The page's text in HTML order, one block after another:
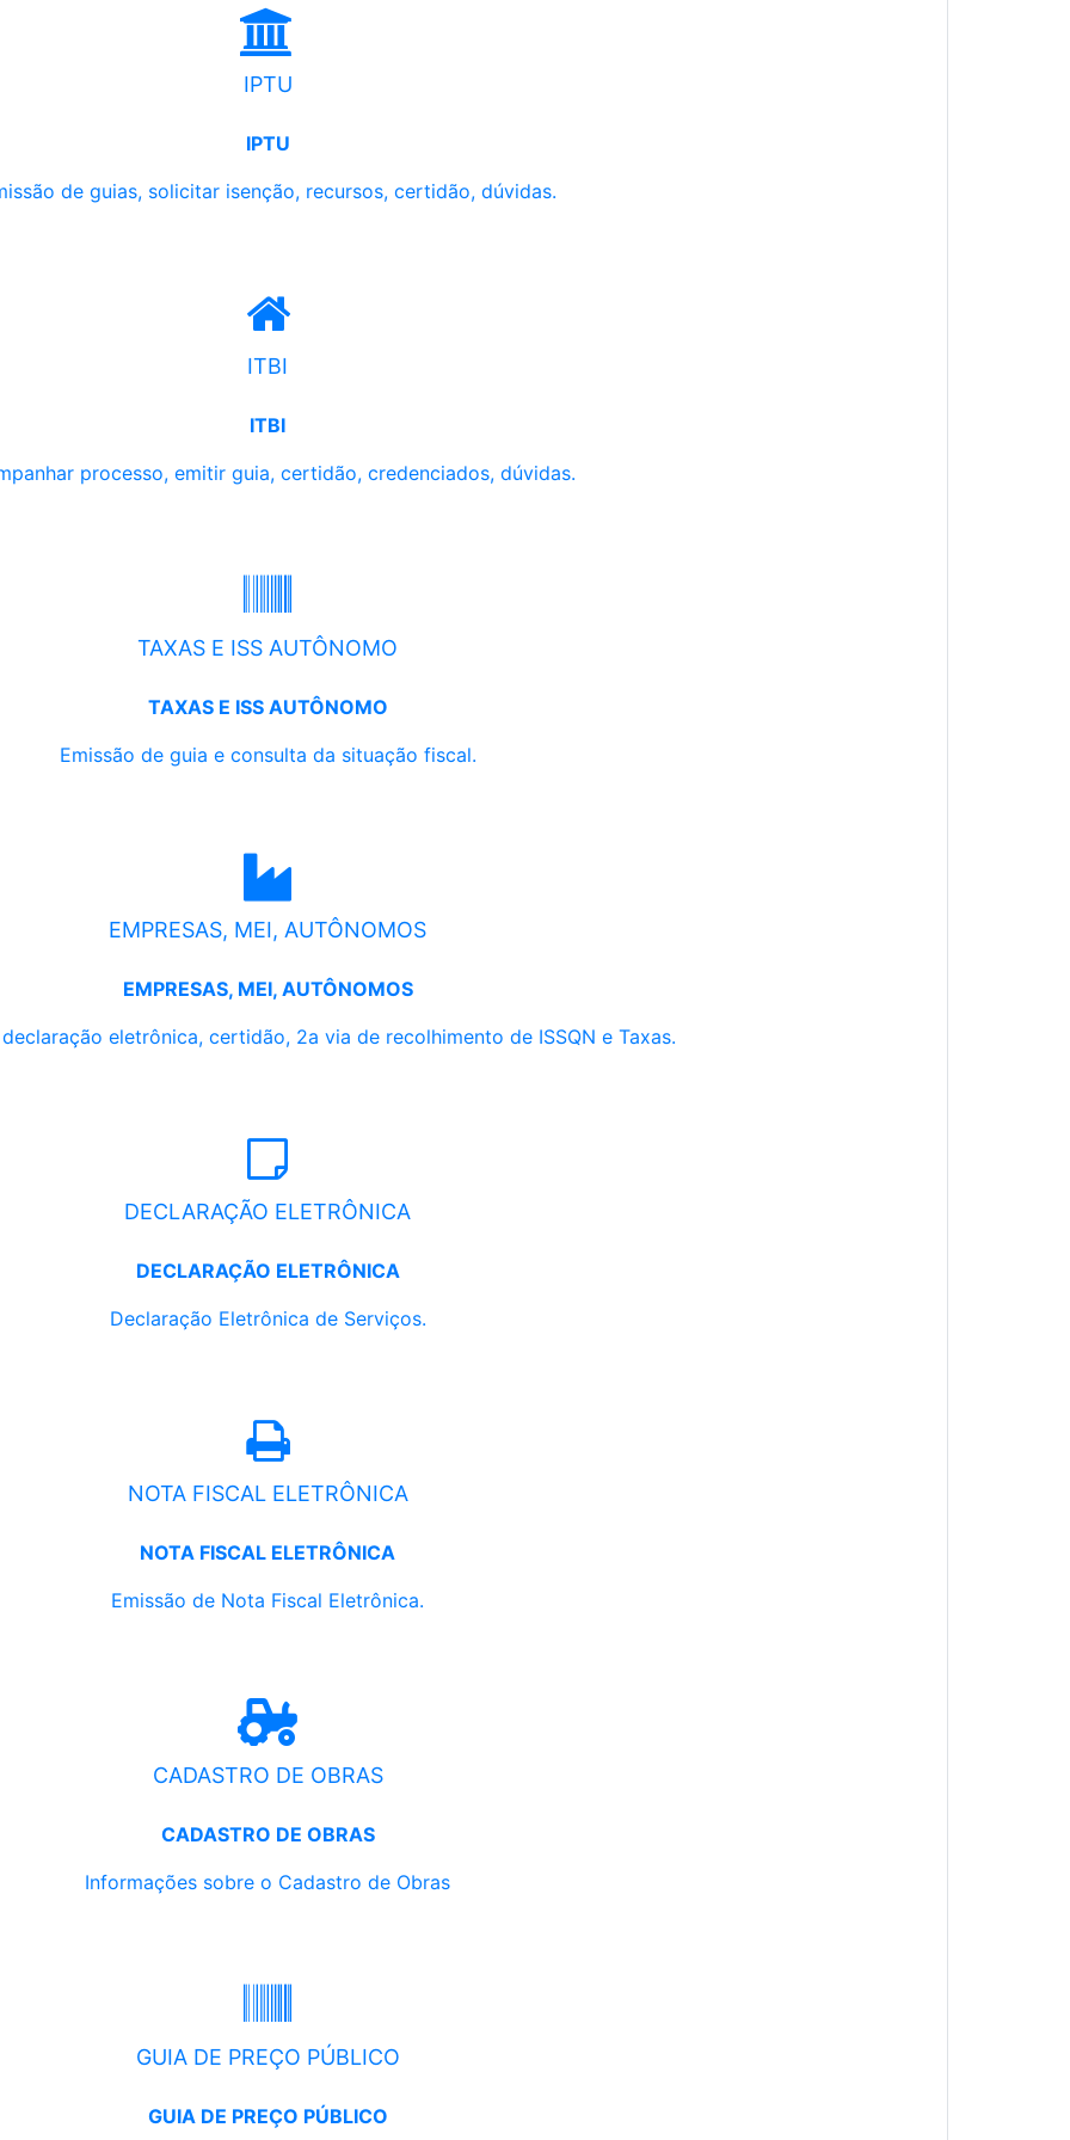
IPTU
IPTU
de guias, solicitar isenção, recursos, certidão, dúvidas.
ITBI
ITBI
processo, emitir guia, certidão, credenciados, dúvidas.
TAXAS E ISS AUTÔNOMO
TAXAS E ISS AUTÔNOMO
Emissão de guia e consulta da situação fiscal.
EMPRESAS, MEI, AUTÔNOMOS
EMPRESAS, MEI, AUTÔNOMOS
eletrônica, certidão, 2a via de recolhimento de ISSQN e Taxas.
DECLARAÇÃO ELETRÔNICA
DECLARAÇÃO ELETRÔNICA
Declaração Eletrônica de Serviços.
NOTA FISCAL ELETRÔNICA
NOTA FISCAL ELETRÔNICA
Emissão de Nota Fiscal Eletrônica.
CADASTRO DE OBRAS
CADASTRO DE OBRAS
Informações sobre o Cadastro de Obras
GUIA DE PREÇO PÚBLICO
GUIA DE PREÇO PÚBLICO